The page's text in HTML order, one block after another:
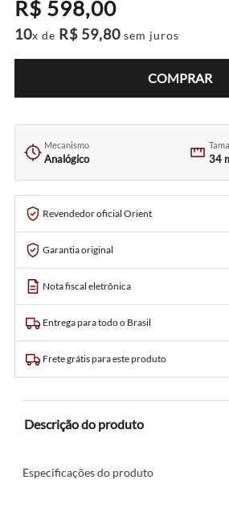
R$ 598,00
10x de R$ 59,80 sem juros
COMPRAR
Mecanismo
Analógico 34
Revendedor oficial Orient
Garantia original
Nota fiscal eletrônica
Entrega para todo o Brasil
Frete grátis para este produto
Descrição do produto
Especificações do produto